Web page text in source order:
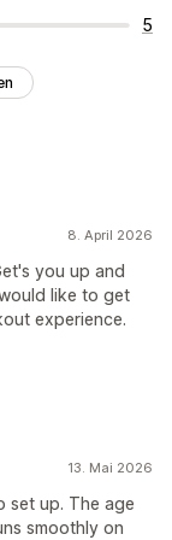
5
8. April 2026
you up and
like to get
experience.
13. Mai 2026
set up. The age
smoothly on